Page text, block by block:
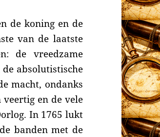
de koning en de
van de laatste
de vreedzame
absolutistische
macht, ondanks
veertig en de vele
In 1765 lukt
banden met de